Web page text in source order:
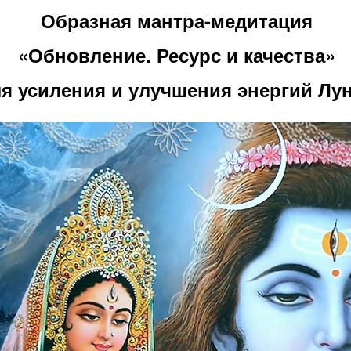
Образная мантра-медитация
«Обновление. Ресурс и качества»
усиления и улучшения энергий